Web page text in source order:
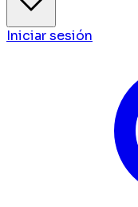
Iniciar sesión